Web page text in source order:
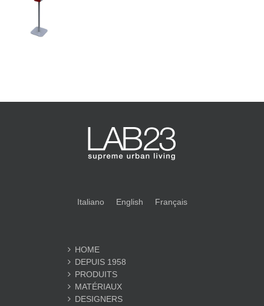
Italiano English Français
HOME
DEPUIS 1958
PRODUITS
MATÉRIAUX
DESIGNERS